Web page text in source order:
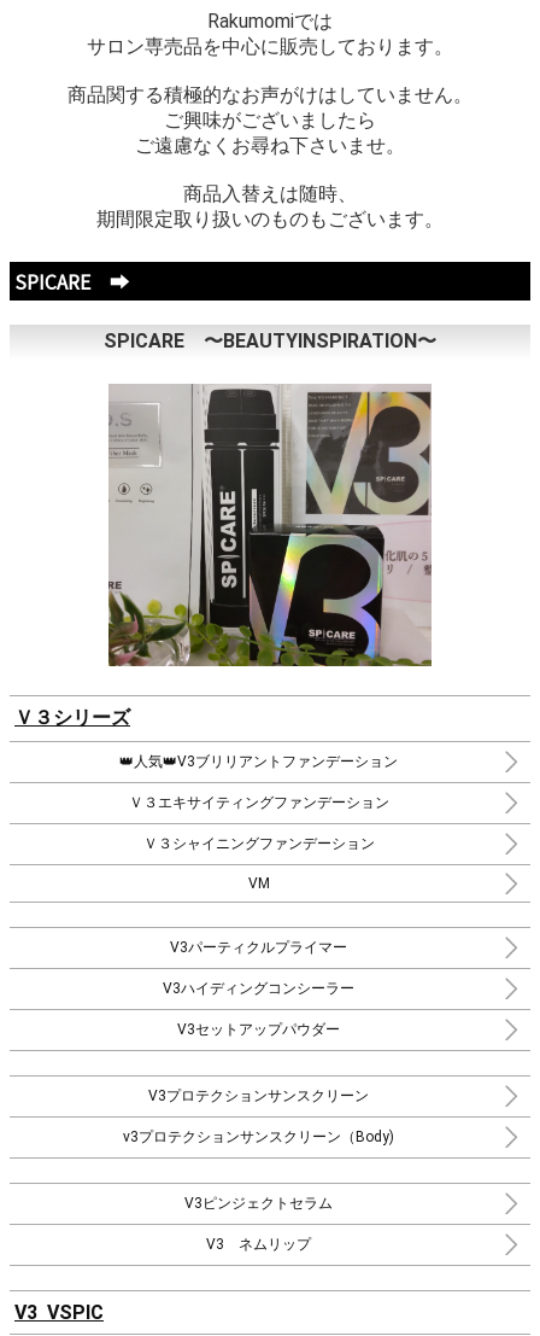
Rakumomiでは
サロン専売品を中心に販売しております。
商品関する積極的なお声がけはしていません。
ご興味がございましたら
ご遠慮なくお尋ね下さいませ。
商品入替えは随時、
期間限定取り扱いのものもございます。
SPICARE ➡
SPICARE 〜BEAUTYINSPIRATION〜
Ｖ３シリーズ
👑人気👑V3ブリリアントファンデーション
Ｖ３エキサイティングファンデーション
Ｖ３シャイニングファンデーション
VM
V3パーティクルプライマー
V3ハイディングコンシーラー
V3セットアップパウダー
V3プロテクションサンスクリーン
v3プロテクションサンスクリーン（Body)
V3ピンジェクトセラム
V3 ネムリップ
V3 VSPIC